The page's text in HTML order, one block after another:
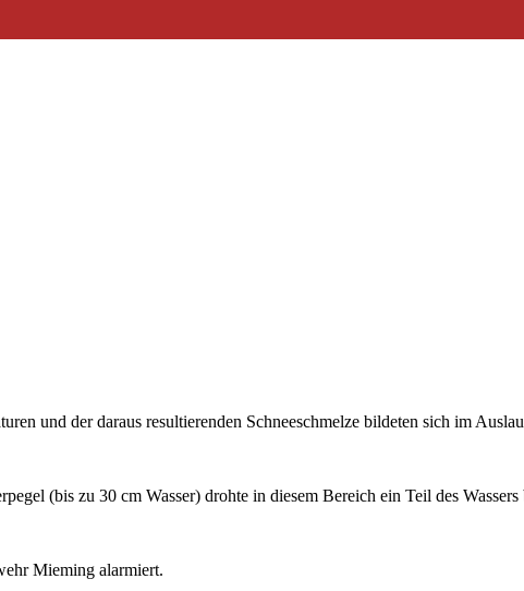
und der daraus resultierenden Schneeschmelze bildeten sich im
(bis zu 30 cm Wasser) drohte in diesem Bereich ein Teil des
Mieming alarmiert.